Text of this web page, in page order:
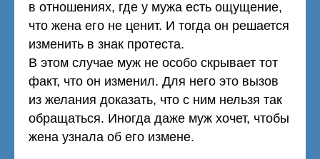
в отношениях, где у мужа есть ощущение,
что жена его не ценит. И тогда он решается
изменить в знак протеста.
В этом случае муж не особо скрывает тот
факт, что он изменил. Для него это вызов
из желания доказать, что с ним нельзя так
обращаться. Иногда даже муж хочет, чтобы
жена узнала об его измене.